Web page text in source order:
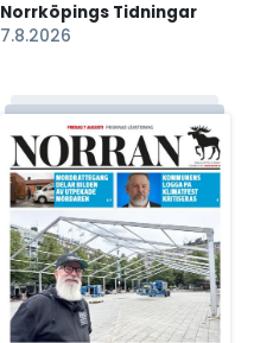
Norrköpings Tidningar
7.8.2026